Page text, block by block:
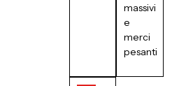
massivi
e
merci
pesanti